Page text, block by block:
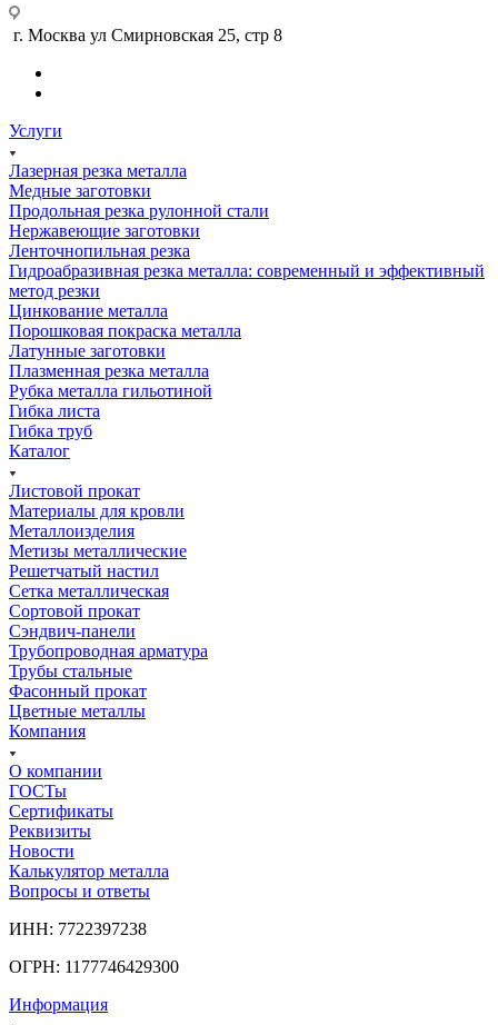
г. Москва ул Смирновская 25, стр 8
Услуги
Лазерная резка металла
Медные заготовки
Продольная резка рулонной стали
Нержавеющие заготовки
Ленточнопильная резка
Гидроабразивная резка металла: современный и эффективный
метод резки
Цинкование металла
Порошковая покраска металла
Латунные заготовки
Плазменная резка металла
Рубка металла гильотиной
Гибка листа
Гибка труб
Каталог
Листовой прокат
Материалы для кровли
Металлоизделия
Метизы металлические
Решетчатый настил
Сетка металлическая
Сортовой прокат
Сэндвич-панели
Трубопроводная арматура
Трубы стальные
Фасонный прокат
Цветные металлы
Компания
О компании
ГОСТы
Сертификаты
Реквизиты
Новости
Калькулятор металла
Вопросы и ответы
ИНН: 7722397238
ОГРН: 1177746429300
Информация